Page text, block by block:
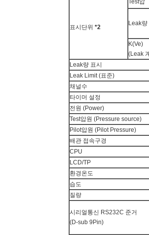
표시단위 *2
Test압
Leak량
K(Ve)
(Leak
Leak량 표시
Leak Limit (표준)
채널수
타이머 설정
전원 (Power)
Test압원 (Pressure source)
Pilot압원 (Pilot Pressure)
배관 접속구경
CPU
LCD/TP
환경온도
습도
질량
시리얼통신 RS232C 준거
(D-sub 9Pin)